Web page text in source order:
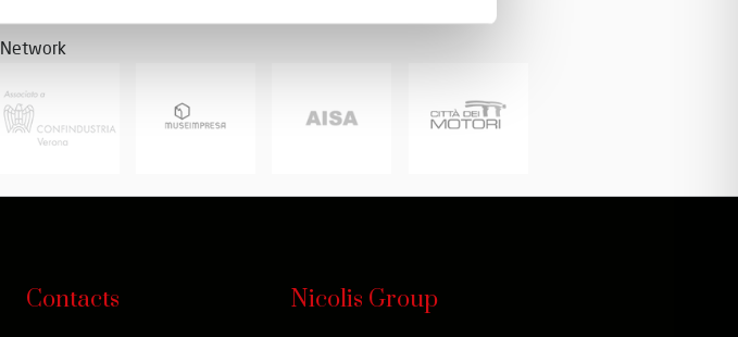
Network
Contacts Nicolis Group